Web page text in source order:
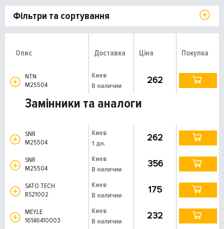
Фільтри та сортування
Опис Доставка Ціна Покупка
NTN
M25504
Киев
В наличии
262
Замінники та аналоги
SNR
M25504
Киев
1 дн.
262
SNR
M25504
Киев
В наличии
356
SATO TECH
BS21002
Киев
В наличии
175
MEYLE
16146410003
Киев
В наличии
232